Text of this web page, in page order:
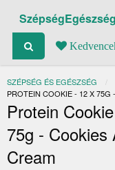
SZÉPSÉG ÉS EGÉSZSÉG
JELENLEGI:
PROTEIN COOKIE - 12 X 75G
Protein
75g - Cookies
Cream